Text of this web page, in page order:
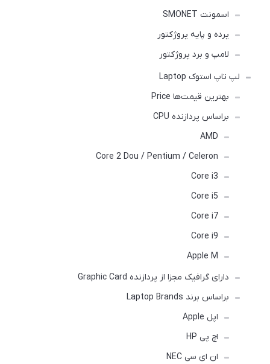
اسمونت SMONET
پرده و پایه پروژکتور
لامپ و برد پروژکتور
لپ تاپ استوک Laptop
بهترین قیمت‌ها Price
براساس پردازنده CPU
AMD
Core 2 Dou / Pentium / Celeron
Core i3
Core i5
Core i7
Core i9
Apple M
دارای گرافیک مجزا از پردازنده Graphic Card
براساس برند Laptop Brands
اپل Apple
اچ پی HP
ان ای سی NEC